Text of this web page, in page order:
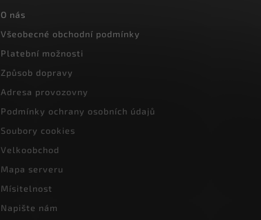
O nás
Všeobecné obchodní podmínky
Platební možnosti
Způsob dopravy
Adresa provozovny
Podmínky ochrany osobních údajů
Soubory cookies
Velkoobchod
Mapa serveru
Mísitelnost
Napište nám